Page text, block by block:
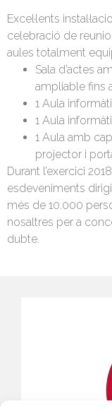
Excel·lents
celebració de
aules totalment
Sala d’actes
ampliable fins
1 Aula
1 Aula
1 Aula amb
projector i
Durant l’exercici
esdeveniments
més de 10.000
nosaltres per a
dubte.